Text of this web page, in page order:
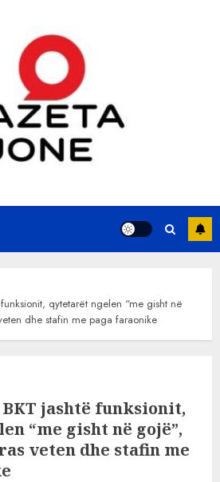
qytetarët ngelen “me gisht në
dhe stafin me paga faraonike
jashtë funksionit,
“me gisht në gojë”,
veten dhe stafin me